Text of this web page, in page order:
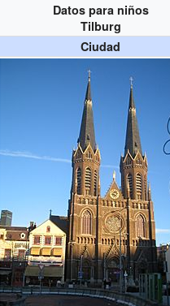
Datos para niños
Tilburg
Ciudad